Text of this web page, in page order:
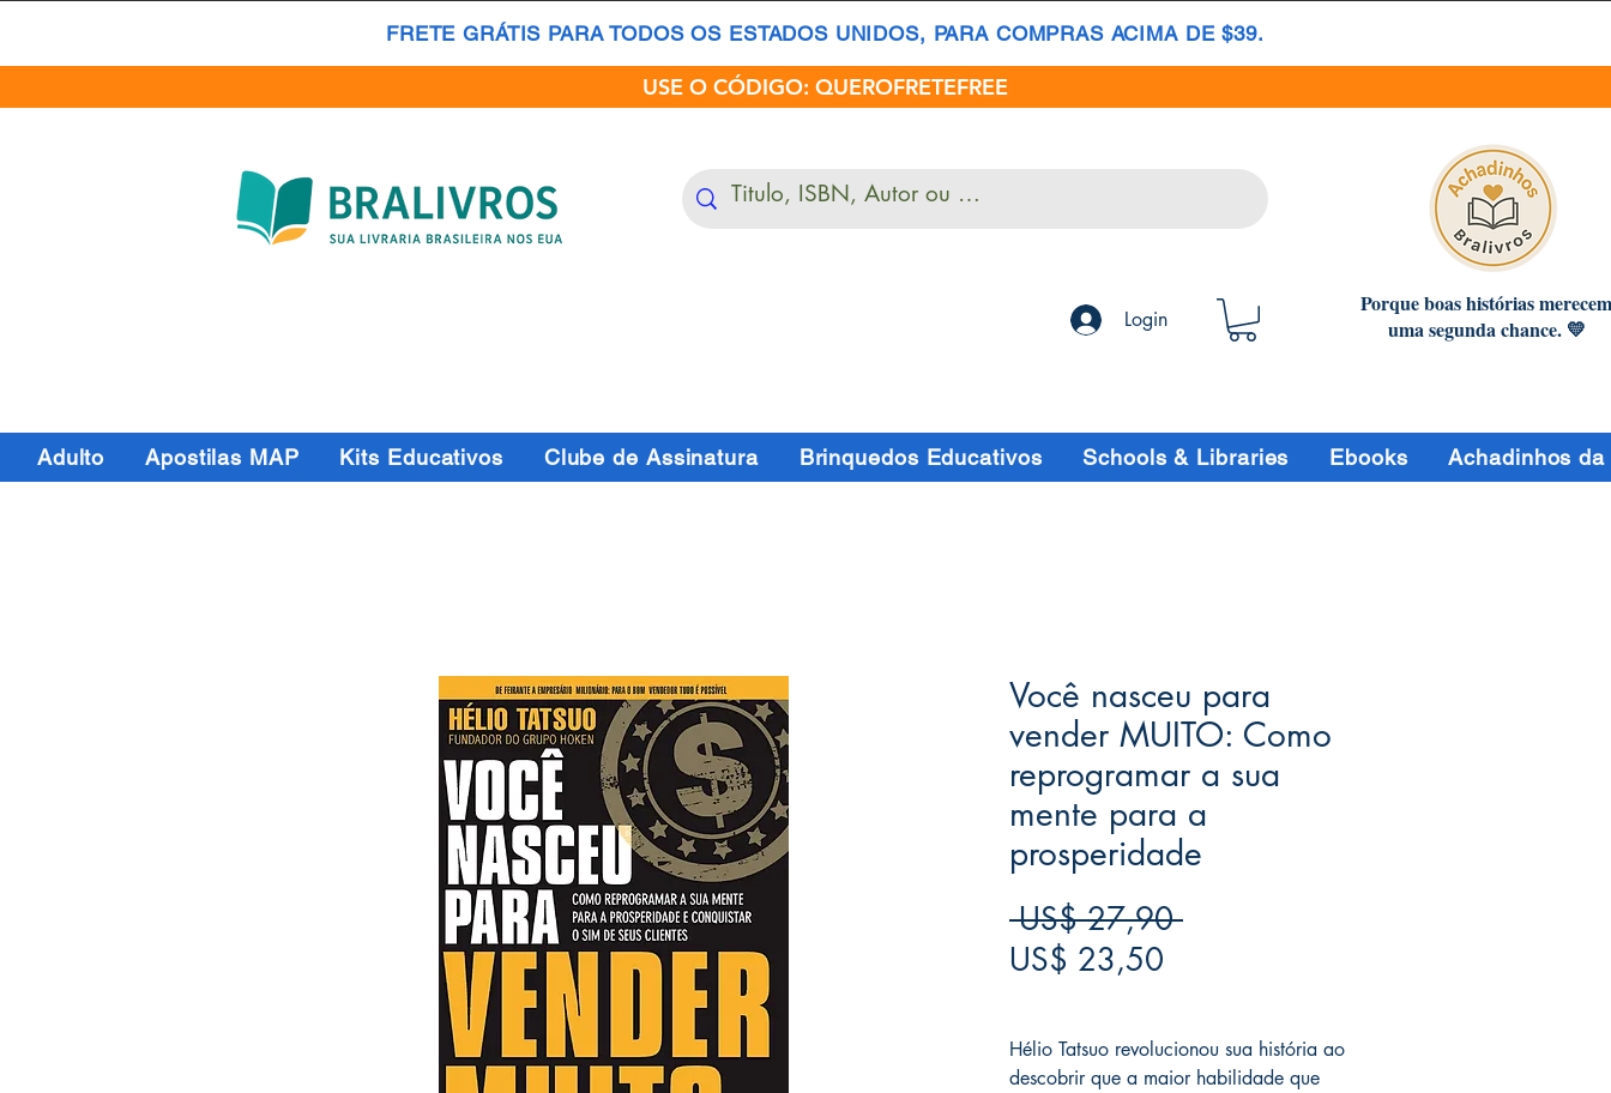
FRETE GRÁTIS PARA TODOS OS ESTADOS UNIDOS, PARA COMPRAS ACIMA DE $39.
USE O CÓDIGO: QUEROFRETEFREE
Login
Porque boas histórias merecem
uma segunda chance. 💛
Adulto Apostilas MAP Kits Educativos Clube de Assinatura Brinquedos Educativos Schools & Libraries Ebooks Achadinhos
Você nasceu para
vender MUITO: Como
reprogramar a sua
mente para a
prosperidade
US$ 27,90 Preço
US$ 23,50
Hélio Tatsuo revolucionou sua história ao
descobrir que a maior habilidade que